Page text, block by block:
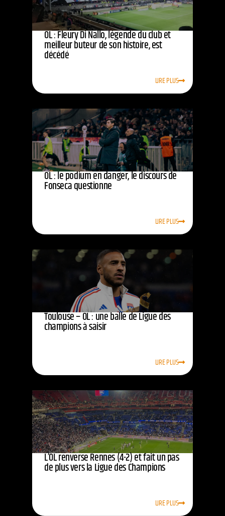
OL : Fleury Di Nallo, légende du club et
meilleur buteur de son histoire, est
décédé
LIRE PLUS
OL : le podium en danger, le discours de
Fonseca questionne
LIRE PLUS
Toulouse – OL : une balle de Ligue des
champions à saisir
LIRE PLUS
L’OL renverse Rennes (4-2) et fait un pas
de plus vers la Ligue des Champions
LIRE PLUS